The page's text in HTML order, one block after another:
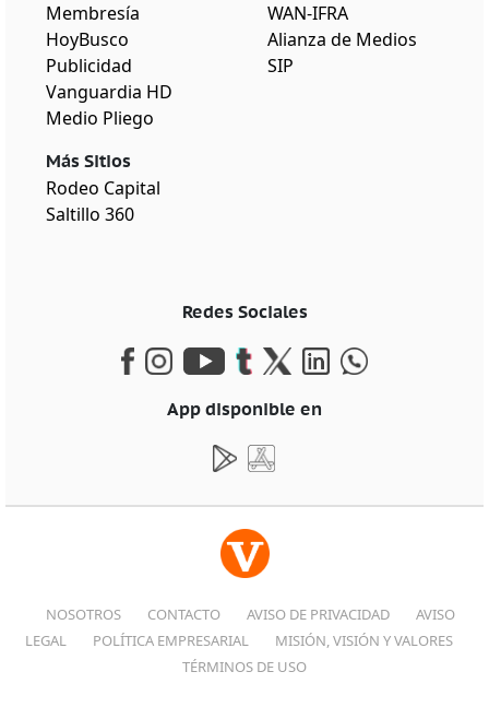
Membresía
HoyBusco
Publicidad
Vanguardia HD
Medio Pliego
Más Sitios
Rodeo Capital
Saltillo 360
WAN-IFRA
Alianza de Medios
SIP
Redes Sociales
App disponible en
NOSOTROS CONTACTO AVISO DE PRIVACIDAD
AVISO
LEGAL
POLÍTICA EMPRESARIAL
MISIÓN, VISIÓN Y VALORES
TÉRMINOS DE USO